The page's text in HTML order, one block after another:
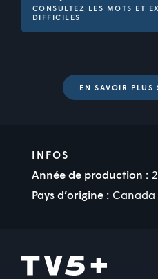
CONSULTEZ LES MOTS ET
DIFFICILES
AU FIL
CHAUVE-
SOURIS
CUIR
au fil des années
EN SAVOIR PLUS
INFOS
Année de production :
Pays d’origine : Canada